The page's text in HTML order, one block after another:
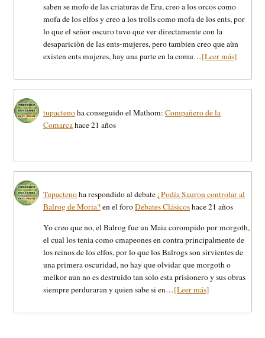
saben se mofo de las criaturas de Eru, creo a los orcos como
mofa de los elfos y creo a los trolls como mofa de los ents, por
lo que el señor oscuro tuvo que ver directamente con la
desapariciòn de las ents-mujeres, pero tambien creo que aùn
existen ents mujeres, hay una parte en la comu…[Leer más]
tupactenoha conseguido el Mathom: Compañero de la
Comarcahace 21 años
Tupactenoha respondido al debate¿Podía Sauron controlar al
Balrog de Moria?en el foroDebates Clásicoshace 21 años
Yo creo que no, el Balrog fue un Maia corompido por morgoth,
el cual los tenia como cmapeones en contra principalmente de
los reinos de los elfos, por lo que los Balrogs son sirvientes de
una primera oscuridad, no hay que olvidar que morgoth o
melkor aun no es destruido tan solo esta prisionero y sus obras
siempre perduraran y quien sabe si en…[Leer más]